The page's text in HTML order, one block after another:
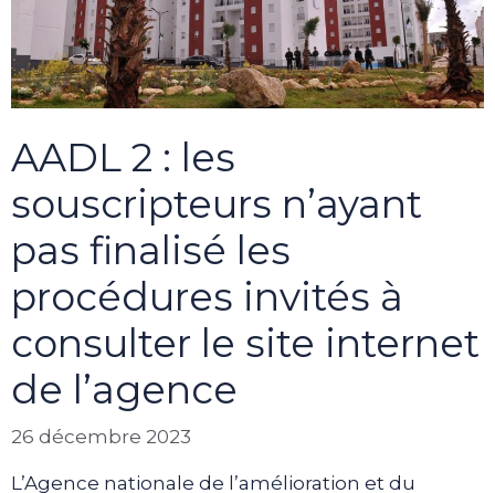
AADL 2 : les
souscripteurs n’ayant
pas finalisé les
procédures invités à
consulter le site internet
de l’agence
26 décembre 2023
L’Agence nationale de l’amélioration et du